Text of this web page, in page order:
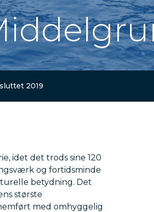
2019
idet det trods sine 120
og fortidsminde
betydning. Det
største
med omhyggelig